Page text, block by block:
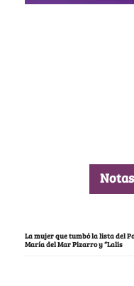
La mujer que tumbó la lista del
María del Mar Pizarro y “Lalis